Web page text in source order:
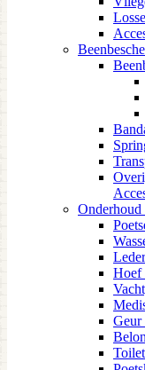
Hoef
Geur